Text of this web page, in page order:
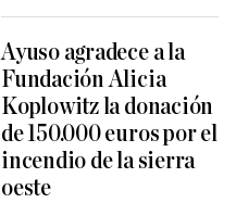
Ayuso agradece a la
Fundación Alicia
Koplowitz la donación
de 150.000 euros por el
incendio de la sierra
oeste